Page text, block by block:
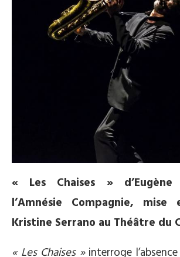
« Les Chaises »
l’Amnésie Compagnie,
Kristine Serrano au Théâtre du
« Les Chaises » interroge